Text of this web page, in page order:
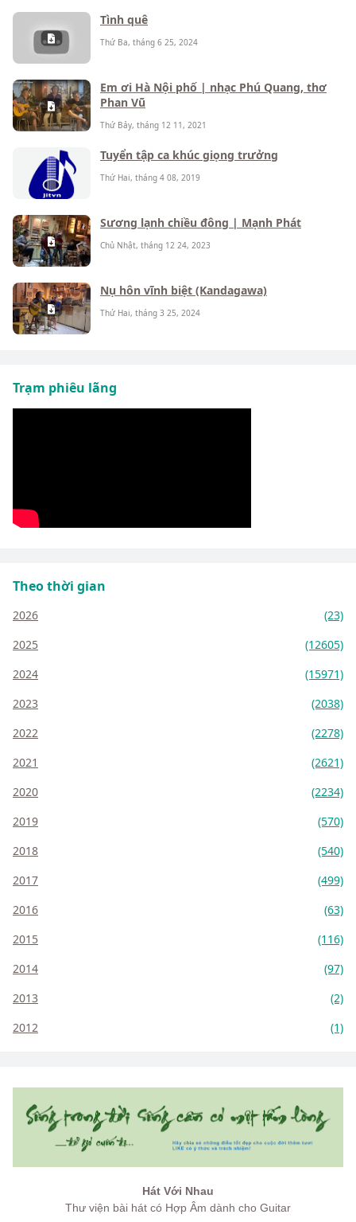
Tình quê
Thứ Ba, tháng 6 25, 2024
Em ơi Hà Nội phố | nhạc Phú Quang, thơ
Phan Vũ
Thứ Bảy, tháng 12 11, 2021
Tuyển tập ca khúc giọng trưởng
Thứ Hai, tháng 4 08, 2019
Sương lạnh chiều đông | Mạnh Phát
Chủ Nhật, tháng 12 24, 2023
Nụ hôn vĩnh biệt (Kandagawa)
Thứ Hai, tháng 3 25, 2024
Trạm phiêu lãng
Theo thời gian
2026
(23)
2025
(12605)
2024
(15971)
2023
(2038)
2022
(2278)
2021
(2621)
2020
(2234)
2019
(570)
2018
(540)
2017
(499)
2016
(63)
2015
(116)
2014
(97)
2013
(2)
2012
(1)
Hát Với Nhau
Thư viện bài hát có Hợp Âm dành cho Guitar